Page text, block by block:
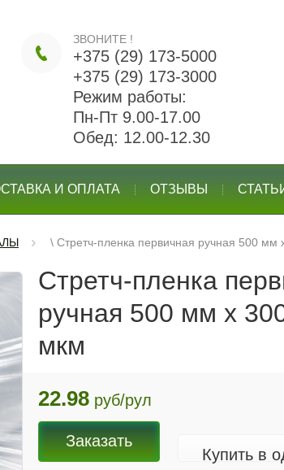
ЗВОНИТЕ !
+375 (29) 173-5000
+375 (29) 173-3000
Режим работы:
Пн-Пт 9.00-17.00
Обед: 12.00-12.30
И ОПЛАТА ОТЗЫВЫ
\ Стретч-пленка первичная ручная 500 мм
Стретч-пленка
ручная 500 мм х
мкм
22.98 руб/рул
Заказать
Купить в